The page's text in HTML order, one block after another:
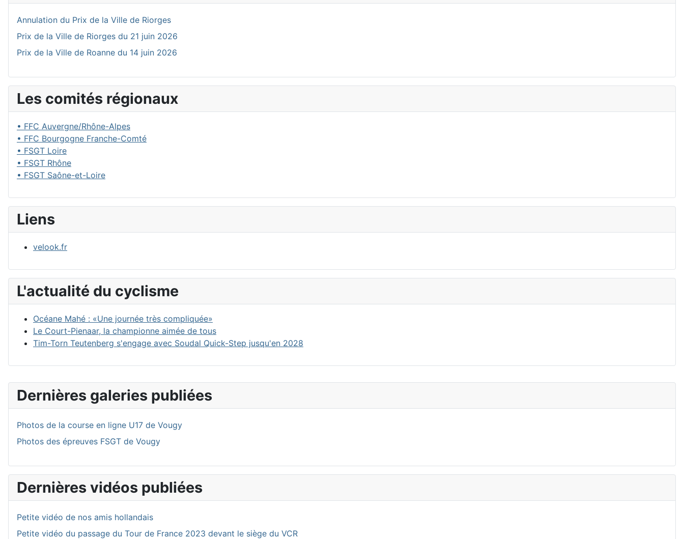
Dernières galeries publiées
Photos de la course en ligne U17 de Vougy
Photos des épreuves FSGT de Vougy
Dernières vidéos publiées
Petite vidéo de nos amis hollandais
Petite vidéo du passage du Tour de France 2023 devant le siège du VCR
Annulation du Prix de la Ville de Riorges
Prix de la Ville de Riorges du 21 juin 2026
Prix de la Ville de Roanne du 14 juin 2026
Les comités régionaux
• FFC Auvergne/Rhône-Alpes
• FFC Bourgogne Franche-Comté
• FSGT Loire
• FSGT Rhône
• FSGT Saône-et-Loire
Liens
velook.fr
L'actualité du cyclisme
Océane Mahé : «Une journée très compliquée»
Le Court-Pienaar, la championne aimée de tous
Tim-Torn Teutenberg s'engage avec Soudal Quick-Step jusqu'en 2028